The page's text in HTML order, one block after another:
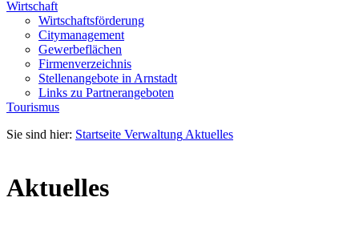
Wirtschaft
Wirtschaftsförderung
Citymanagement
Gewerbeflächen
Firmenverzeichnis
Stellenangebote in Arnstadt
Links zu Partnerangeboten
Tourismus
Sie sind hier: Startseite Verwaltung Aktuelles
Aktuelles